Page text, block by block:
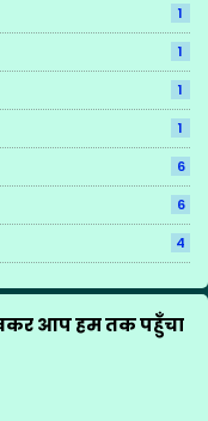
1
1
1
1
6
6
4
12
आप हम तक पहुँचा